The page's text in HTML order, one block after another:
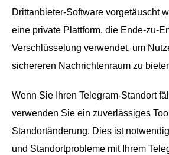
Drittanbieter-Software vorgetäuscht
eine private Plattform, die Ende-zu-
Verschlüsselung verwendet, um
sichereren Nachrichtenraum zu
Wenn Sie Ihren Telegram-Standort
verwenden Sie ein zuverlässiges
Standortänderung. Dies ist
und Standortprobleme mit Ihrem